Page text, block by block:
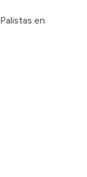
en